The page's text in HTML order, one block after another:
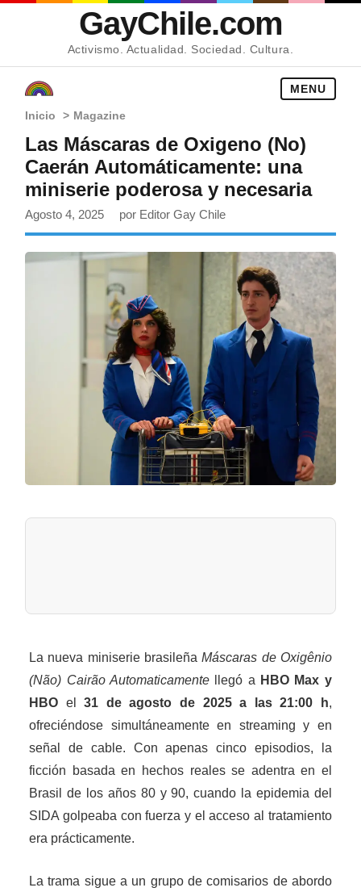
GayChile.com
Activismo. Actualidad. Sociedad. Cultura.
MENU
Inicio > Magazine
Las Máscaras de Oxigeno (No)
Caerán Automáticamente: una
miniserie poderosa y necesaria
Agosto 4, 2025 por Editor Gay Chile
La nueva miniserie brasileñaMáscaras de Oxigênio
(Não) Cairão Automaticamentellegó a HBO Max y
HBO el31 de agosto de 2025 a las 21:00 h,
ofreciéndose simultáneamente en streaming y en
señal de cable. Con apenas cinco episodios, la
ficción basada en hechos reales se adentra en el
Brasil de los años 80 y 90, cuando la epidemia del
SIDA golpeaba con fuerza y el acceso al tratamiento
era prácticamente.
La trama sigue a un grupo de comisarios de abordo